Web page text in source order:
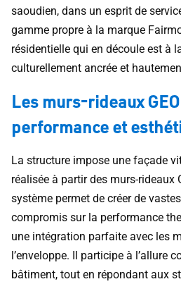
saoudien, dans un esprit de
gamme propre à la marque
résidentielle qui en découle est à
culturellement ancrée et
Les murs-rideaux
performance et
La structure impose une façade
réalisée à partir des murs-rideaux
système permet de créer de
compromis sur la performance
une intégration parfaite avec les
l’enveloppe. Il participe à l’allure
bâtiment, tout en répondant aux